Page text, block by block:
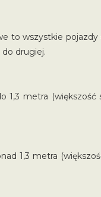
to wszystkie
drugiej.
metra
1,3 metra